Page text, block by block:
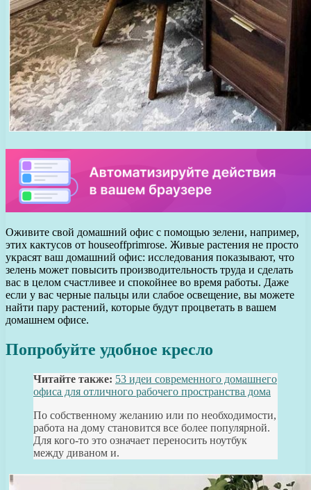
Оживите свой домашний офис с помощью зелени, например,
этих кактусов от houseoffprimrose. Живые растения не просто
украсят ваш домашний офис: исследования показывают, что
зелень может повысить производительность труда и сделать
вас в целом счастливее и спокойнее во время работы. Даже
если у вас черные пальцы или слабое освещение, вы можете
найти пару растений, которые будут процветать в вашем
домашнем офисе.
Попробуйте удобное кресло
Читайте также: 53 идеи современного домашнего
офиса для отличного рабочего пространства дома
По собственному желанию или по необходимости,
работа на дому становится все более популярной.
Для кого-то это означает переносить ноутбук
между диваном и.